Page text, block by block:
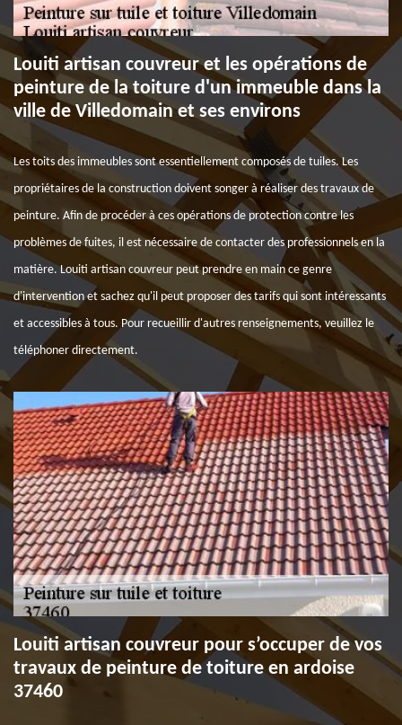
Louiti artisan couvreur et les opérations de
peinture de la toiture d'un immeuble dans la
ville de Villedomain et ses environs
Les toits des immeubles sont essentiellement composés de tuiles. Les
propriétaires de la construction doivent songer à réaliser des travaux de
peinture. Afin de procéder à ces opérations de protection contre les
problèmes de fuites, il est nécessaire de contacter des professionnels en la
matière. Louiti artisan couvreur peut prendre en main ce genre
d'intervention et sachez qu'il peut proposer des tarifs qui sont intéressants
et accessibles à tous. Pour recueillir d'autres renseignements, veuillez le
téléphoner directement.
Louiti artisan couvreur pour s’occuper de vos
travaux de peinture de toiture en ardoise
37460